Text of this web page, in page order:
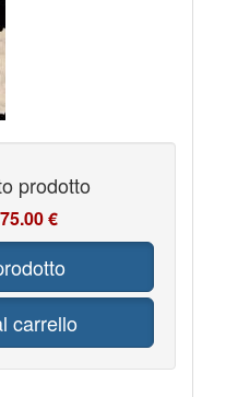
prodotto
75.00 €
carrello